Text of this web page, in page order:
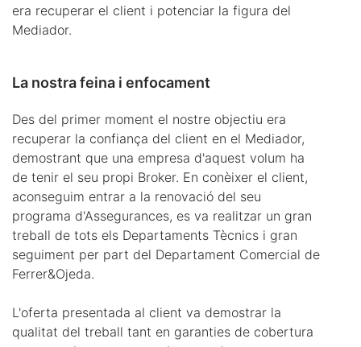
era recuperar el client i potenciar la figura del
Mediador.
La nostra feina i enfocament
Des del primer moment el nostre objectiu era
recuperar la confiança del client en el Mediador,
demostrant que una empresa d'aquest volum ha
de tenir el seu propi Broker. En conèixer el client,
aconseguim entrar a la renovació del seu
programa d'Assegurances, es va realitzar un gran
treball de tots els Departaments Tècnics i gran
seguiment per part del Departament Comercial de
Ferrer&Ojeda.
L'oferta presentada al client va demostrar la
qualitat del treball tant en garanties de cobertura